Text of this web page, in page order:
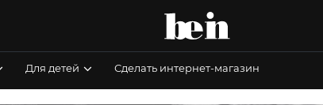
Для детей Сделать интернет-магазин